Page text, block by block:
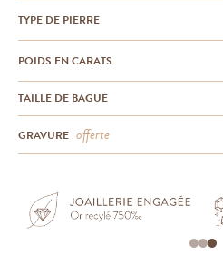
TYPE DE PIERRE
POIDS EN CARATS
TAILLE DE BAGUE
GRAVURE offerte